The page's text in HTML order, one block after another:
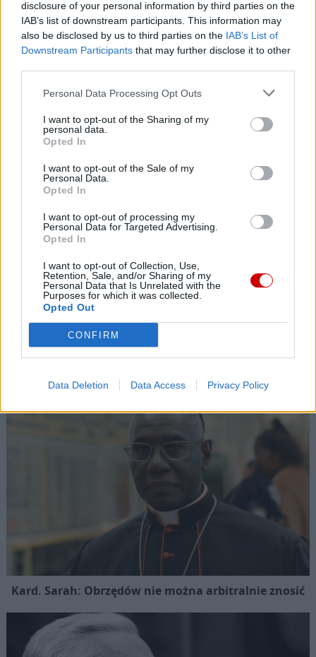
disclosure of your personal information by third parties on the
IAB’s list of downstream participants. This information may
also be disclosed by us to third parties on the IAB’s List of
Downstream Participants that may further disclose it to other
Personal Data Processing Opt Outs
I want to opt-out of the Sharing of my
personal data.
Opted In
I want to opt-out of the Sale of my
Personal Data.
Opted In
I want to opt-out of processing my
Personal Data for Targeted Advertising.
Opted In
I want to opt-out of Collection, Use,
Retention, Sale, and/or Sharing of my
Personal Data that Is Unrelated with the
Purposes for which it was collected.
Opted Out
CONFIRM
Data Deletion Data Access Privacy Policy
Najnowsze
Indyjski biskup: nie potrzebujemy misjonarzy, którzy
przyjeżdżają z gotowymi odpowiedziami
07 sierpnia 2026 | 22:47
Biskupi o podróży apostolskiej Leona XIV do Francji: wielka
07 sierpnia 2026 | 22:36
Narodowy Bank Ukrainy wyemituje monetę upamiętniającą Jana
07 sierpnia 2026 | 22:17
Ukraińskie Kościoły wzywają do światowej modlitwy za Ukrainę
24 sierpnia
Popularne
Kard. Sarah: Obrzędów nie można arbitralnie znosić